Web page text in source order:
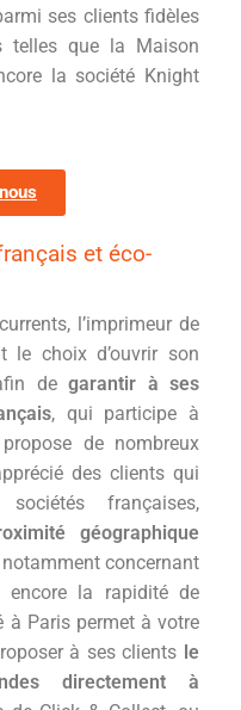
ses clients fidèles
telles que la Maison
la société Knight
et éco-
l’imprimeur de
le choix d’ouvrir son
de garantir à ses
, qui participe à
de nombreux
des clients qui
françaises,
géographique
notamment concernant
la rapidité de
à Paris permet à votre
à ses clients le
directement à